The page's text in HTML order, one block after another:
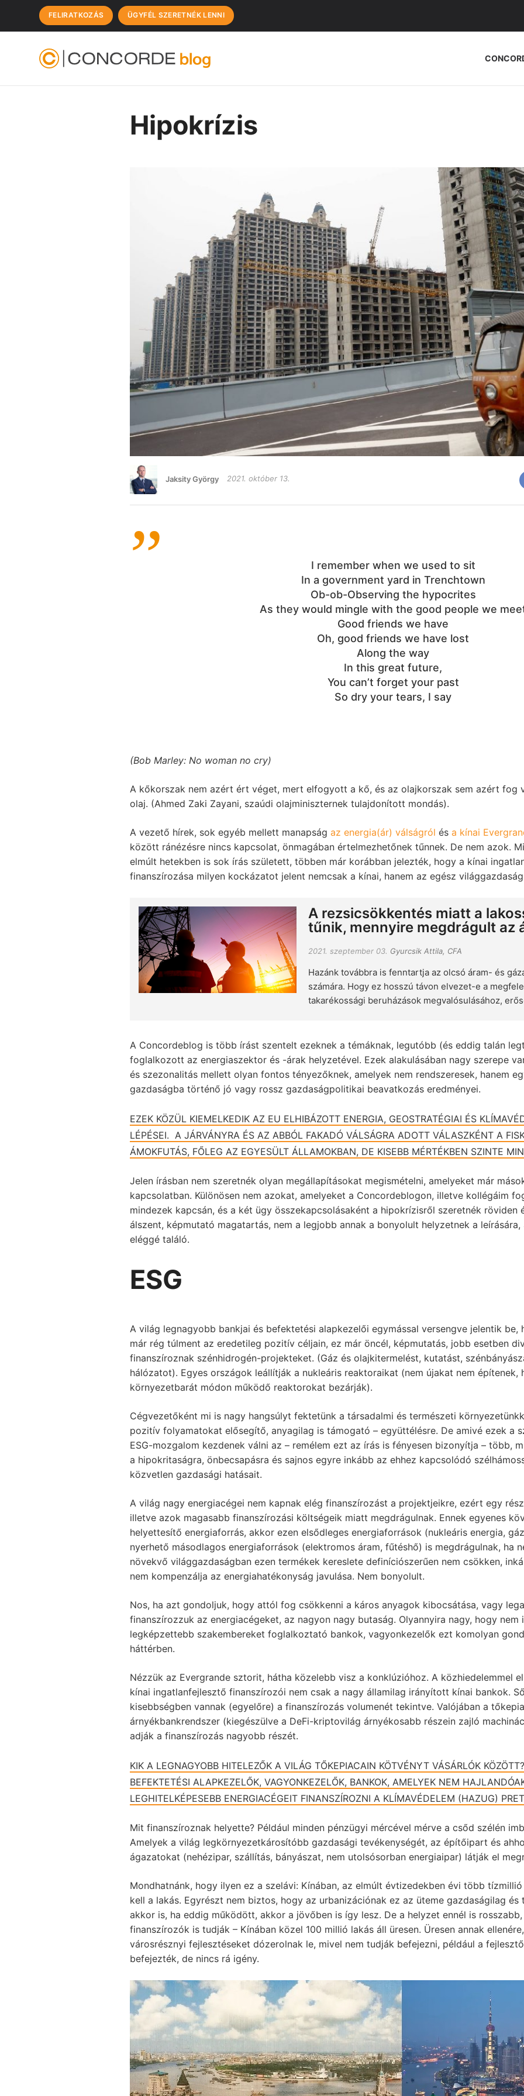
FELIRATKOZÁS ÜGYFÉL SZERETNÉK LENNI
Hipokrízis
Jaksity György 2021. október 13.
I remember when we used to sit
In a government yard in Trenchtown
Ob-ob-Observing the hypocrites
As they would mingle with the good people we
Good friends we have
Oh, good friends we have lost
Along the way
In this great future,
You can’t forget your past
So dry your tears, I say
(Bob Marley: No woman no cry)
A kőkorszak nem azért ért véget, mert elfogyott a kő, és az olajkorszak sem azért fog
olaj. (Ahmed Zaki Zayani, szaúdi olajminiszternek tulajdonított mondás).
A vezető hírek, sok egyéb mellett manapság az energia(ár) válságról és a kínai
között ránézésre nincs kapcsolat, önmagában értelmezhetőnek tűnnek. De nem azok.
elmúlt hetekben is sok írás született, többen már korábban jelezték, hogy a kínai
finanszírozása milyen kockázatot jelent nemcsak a kínai, hanem az egész
A rezsicsökkentés miatt a
tűnik, mennyire megdrágult az
2021. szeptember 03. Gyurcsik Attila, CFA
Hazánk továbbra is fenntartja az olcsó áram- és
számára. Hogy ez hosszú távon elvezet-e a
takarékossági beruházások megvalósulásához,
A Concordeblog is több írást szentelt ezeknek a témáknak, legutóbb (és eddig talán
foglalkozott az energiaszektor és -árak helyzetével. Ezek alakulásában nagy szerepe
és szezonalitás mellett olyan fontos tényezőknek, amelyek nem rendszeresek, hanem
gazdaságba történő jó vagy rossz gazdaságpolitikai beavatkozás eredményei.
EZEK KÖZÜL KIEMELKEDIK AZ EU ELHIBÁZOTT ENERGIA, GEOSTRATÉGIAI ÉS
LÉPÉSEI. A JÁRVÁNYRA ÉS AZ ABBÓL FAKADÓ VÁLSÁGRA ADOTT VÁLASZKÉNT A
ÁMOKFUTÁS, FŐLEG AZ EGYESÜLT ÁLLAMOKBAN, DE KISEBB MÉRTÉKBEN SZINTE
Jelen írásban nem szeretnék olyan megállapításokat megismételni, amelyeket már
kapcsolatban. Különösen nem azokat, amelyeket a Concordeblogon, illetve kollégáim
mindezek kapcsán, és a két ügy összekapcsolásaként a hipokrízisről szeretnék röviden
álszent, képmutató magatartás, nem a legjobb annak a bonyolult helyzetnek a
eléggé találó.
ESG
A világ legnagyobb bankjai és befektetési alapkezelői egymással versengve jelentik be,
már rég túlment az eredetileg pozitív céljain, ez már öncél, képmutatás, jobb esetben
finanszíroznak szénhidrogén-projekteket. (Gáz és olajkitermelést, kutatást,
hálózatot). Egyes országok leállítják a nukleáris reaktoraikat (nem újakat nem építenek,
környezetbarát módon működő reaktorokat bezárják).
Cégvezetőként mi is nagy hangsúlyt fektetünk a társadalmi és természeti
pozitív folyamatokat elősegítő, anyagilag is támogató – együttélésre. De amivé ezek a
ESG-mozgalom kezdenek válni az – remélem ezt az írás is fényesen bizonyítja – több,
a hipokritaságra, önbecsapásra és sajnos egyre inkább az ehhez kapcsolódó
közvetlen gazdasági hatásait.
A világ nagy energiacégei nem kapnak elég finanszírozást a projektjeikre, ezért egy
illetve azok magasabb finanszírozási költségeik miatt megdrágulnak. Ennek egyenes
helyettesítő energiaforrás, akkor ezen elsődleges energiaforrások (nukleáris energia,
nyerhető másodlagos energiaforrások (elektromos áram, fűtéshő) is megdrágulnak, ha
növekvő világgazdaságban ezen termékek kereslete definíciószerűen nem csökken,
nem kompenzálja az energiahatékonyság javulása. Nem bonyolult.
Nos, ha azt gondoljuk, hogy attól fog csökkenni a káros anyagok kibocsátása, vagy
finanszírozzuk az energiacégeket, az nagyon nagy butaság. Olyannyira nagy, hogy nem
legképzettebb szakembereket foglalkoztató bankok, vagyonkezelők ezt komolyan
háttérben.
Nézzük az Evergrande sztorit, hátha közelebb visz a konklúzióhoz. A közhiedelemmel
kínai ingatlanfejlesztő finanszírozói nem csak a nagy államilag irányított kínai bankok.
kisebbségben vannak (egyelőre) a finanszírozás volumenét tekintve. Valójában a
árnyékbankrendszer (kiegészülve a DeFi-kriptovilág árnyékosabb részein zajló
adják a finanszírozás nagyobb részét.
KIK A LEGNAGYOBB HITELEZŐK A VILÁG TŐKEPIACAIN KÖTVÉNYT VÁSÁRLÓK
BEFEKTETÉSI ALAPKEZELŐK, VAGYONKEZELŐK, BANKOK, AMELYEK NEM
LEGHITELKÉPESEBB ENERGIACÉGEIT FINANSZÍROZNI A KLÍMAVÉDELEM (HAZUG)
Mit finanszíroznak helyette? Például minden pénzügyi mércével mérve a csőd szélén
Amelyek a világ legkörnyezetkárosítóbb gazdasági tevékenységét, az építőipart és
ágazatokat (nehézipar, szállítás, bányászat, nem utolsósorban energiaipar) látják el
Mondhatnánk, hogy ilyen ez a szelávi: Kínában, az elmúlt évtizedekben évi több
kell a lakás. Egyrészt nem biztos, hogy az urbanizációnak ez az üteme gazdaságilag és
akkor is, ha eddig működött, akkor a jövőben is így lesz. De a helyzet ennél is
finanszírozók is tudják – Kínában közel 100 millió lakás áll üresen. Üresen annak
városrésznyi fejlesztéseket dózerolnak le, mivel nem tudják befejezni, például a
befejezték, de nincs rá igény.